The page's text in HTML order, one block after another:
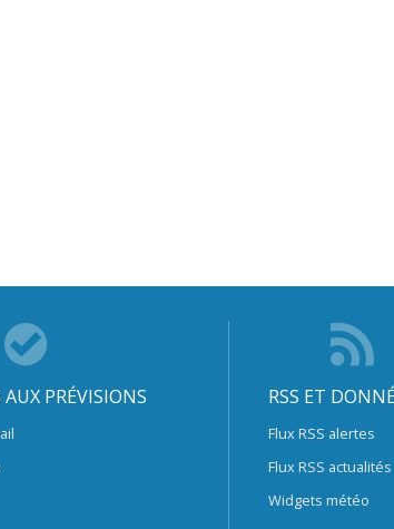
PRÉVISIONS RSS ET
Flux RSS alertes
Flux RSS actualités
Widgets météo